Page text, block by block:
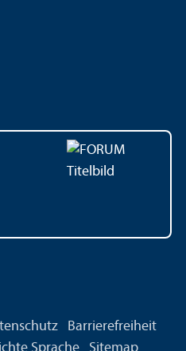
Barrierefreiheit